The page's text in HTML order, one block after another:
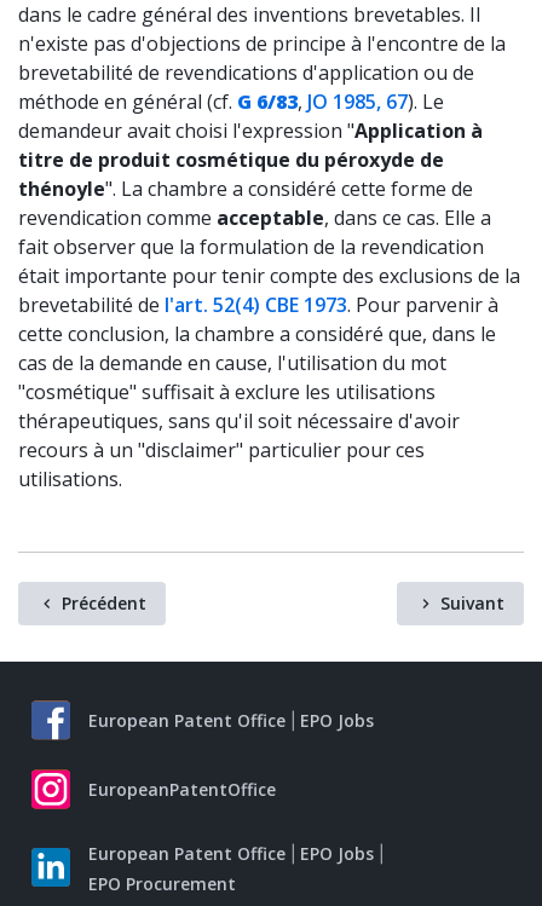
dans le cadre général des inventions brevetables. Il
n'existe pas d'objections de principe à l'encontre de la
brevetabilité de revendications d'application ou de
méthode en général (cf. G 6/83, JO 1985, 67). Le
demandeur avait choisi l'expression "Application à
titre de produit cosmétique du péroxyde de
thénoyle". La chambre a considéré cette forme de
revendication comme acceptable, dans ce cas. Elle a
fait observer que la formulation de la revendication
était importante pour tenir compte des exclusions de la
brevetabilité de l'art. 52(4) CBE 1973. Pour parvenir à
cette conclusion, la chambre a considéré que, dans le
cas de la demande en cause, l'utilisation du mot
"cosmétique" suffisait à exclure les utilisations
thérapeutiques, sans qu'il soit nécessaire d'avoir
recours à un "disclaimer" particulier pour ces
utilisations.
Précédent Suivant
European Patent Office EPO Jobs
EuropeanPatentOffice
European Patent Office
EPO Jobs
EPO Procurement